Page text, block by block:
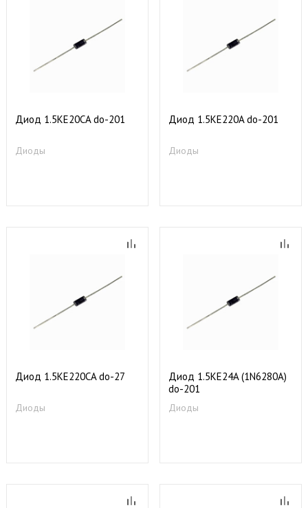
Диод 1.5KE20CA do-201
Диоды
Диод 1.5KE220A do-201
Диоды
Диод 1.5KE220СA do-27
Диоды
Диод 1.5KE24A (1N6280A)
do-201
Диоды